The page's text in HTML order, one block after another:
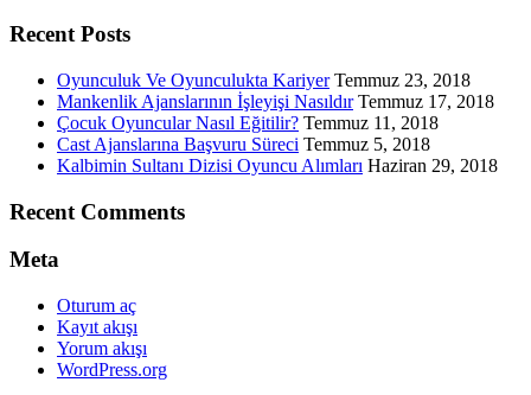
Recent Posts
Oyunculuk Ve Oyunculukta Kariyer Temmuz 23, 2018
Mankenlik Ajanslarının İşleyişi Nasıldır Temmuz 17, 2018
Çocuk Oyuncular Nasıl Eğitilir? Temmuz 11, 2018
Cast Ajanslarına Başvuru Süreci Temmuz 5, 2018
Kalbimin Sultanı Dizisi Oyuncu Alımları Haziran 29, 2018
Recent Comments
Meta
Oturum aç
Kayıt akışı
Yorum akışı
WordPress.org